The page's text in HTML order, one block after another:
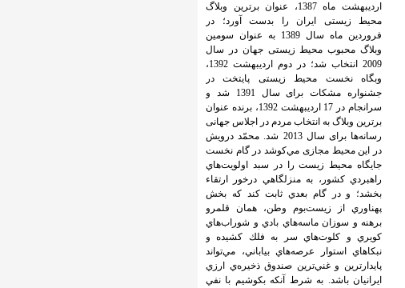
اردیبهشت ماه 1387، عنوان برترین وبلاگ
محیط زیستی ایران را بدست آورد؛ در
فروردین ماه سال 1389 به عنوان سومین
وبلاگ محبوب محیط زیستی جهان در سال
2009 انتخاب شد؛ در دوم اردیبهشت 1392،
وبگاه نخست محیط زیستی پایتخت در
جشنواره مشکات برای سال 1391 شد و
سرانجام در 17 اردیبهشت 1392، برنده عنوان
برترین وبلاگ به انتخاب مردم در اجلاس جهانی
رسانه‌ها برای سال 2013 شد. محمّد درویش
در این محیط مجازی مي‌كوشد در گام نخست
جايگاه محيط زيست را در سبد اولويت‌هاي
راهبردي كشور، به منزلگاهي درخور ارتقاء
بخشد؛ و در گام بعدي ثابت كند كه بخش
پهناوري از زيست‌بوم وطن، همان قلمرو
برهنه و سوزان ماسه‌هاي بادي و شوراب‌هاي
كويري و كلوت‌هاي سر به فلك كشيده و
نبكاهاي استوار عرصه‌هاي بياباني، مي‌تواند
پايدارترين و غني‌ترين صندوق ذخيره‌ي ارزي
ايرانيان باشد. به شرط آنكه بكوشيم با نفي